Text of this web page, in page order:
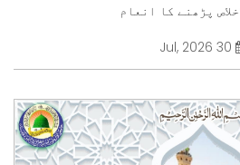
پڑھنے کا انعام